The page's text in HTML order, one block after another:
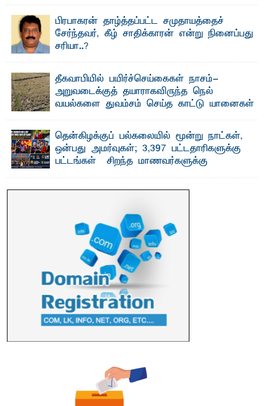
பாண்டிருப்பு ...பிரபாகரன் தாழ்த்தப்பட்ட சமுதாயத்தைச்
சேர்ந்தவர், கீழ் சாதிக்காரன் என்று நினைப்பது
சரியா..?
தீகவாபியில் பயிர்ச்செய்கைகள் நாசம்-
அறுவடைக்குத் தயாராகவிருந்த நெல்
வயல்களை துவம்சம் செய்த காட்டு யானைகள்
காணப்பட்ட பல ...தென்கிழக்குப் பல்கலையில் மூன்று நாட்கள்,
ஒன்பது அமர்வுகள்; 3,397 பட்டதாரிகளுக்கு
பட்டங்கள் – சிறந்த மாணவர்களுக்கு
மற்றும் சிறப்புப் பரிசுகள்